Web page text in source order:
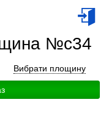
№c34
Вибрати площину